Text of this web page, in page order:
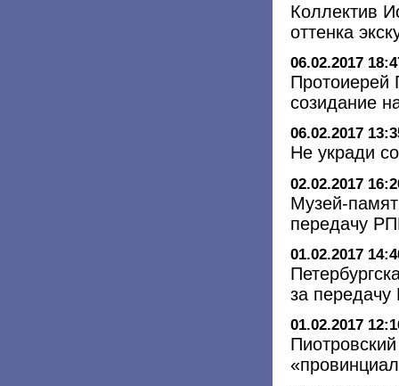
Коллектив
оттенка
06.02.2017
Протоиерей
созидание
06.02.2017
Не укради
02.02.2017
Музей-
передачу
01.02.2017
за
01.02.2017